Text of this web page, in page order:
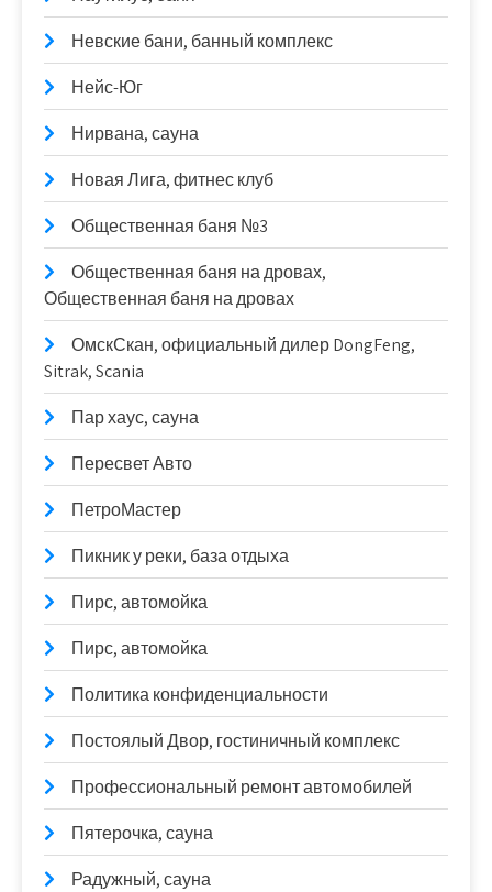
Невские бани, банный комплекс
Нейс-Юг
Нирвана, сауна
Новая Лига, фитнес клуб
Общественная баня №3
Общественная баня на дровах,
Общественная баня на дровах
ОмскСкан, официальный дилер DongFeng,
Sitrak, Scania
Пар хаус, сауна
Пересвет Авто
ПетроМастер
Пикник у реки, база отдыха
Пирс, автомойка
Пирс, автомойка
Политика конфиденциальности
Постоялый Двор, гостиничный комплекс
Профессиональный ремонт автомобилей
Пятерочка, сауна
Радужный, сауна